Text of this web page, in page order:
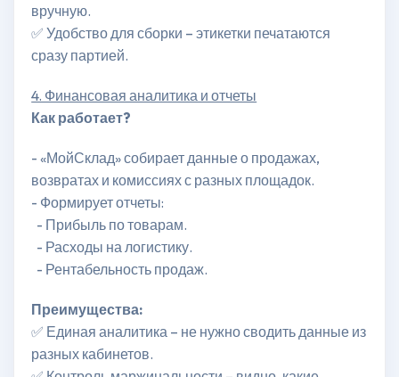
вручную.
✅ Удобство для сборки – этикетки печатаются
сразу партией.
4. Финансовая аналитика и отчеты
Как работает?
- «МойСклад» собирает данные о продажах,
возвратах и комиссиях с разных площадок.
- Формирует отчеты:
- Прибыль по товарам.
- Расходы на логистику.
- Рентабельность продаж.
Преимущества:
✅ Единая аналитика – не нужно сводить данные из
разных кабинетов.